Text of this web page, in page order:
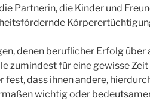
Partnerin, die Kinder und
denen beruflicher Erfolg über
zumindest für eine gewisse
fest, dass ihnen andere,
wichtig oder